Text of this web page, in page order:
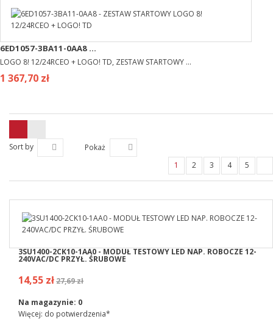
6ED1057-3BA11-0AA8 ...
LOGO 8! 12/24RCEO + LOGO! TD, ZESTAW STARTOWY ...
1 367,70 zł
Sort by
Pokaż
1
2 3 4 5
3SU1400-2CK10-1AA0 - MODUŁ TESTOWY LED NAP. ROBOCZE 12-
240VAC/DC PRZYŁ. ŚRUBOWE
14,55 zł27,69 zł
Na magazynie: 0
Więcej: do potwierdzenia*